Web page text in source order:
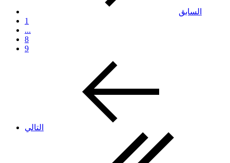
السابق
1
...
8
9
التالي